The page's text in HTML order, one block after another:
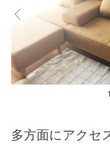
多方面にアクセ